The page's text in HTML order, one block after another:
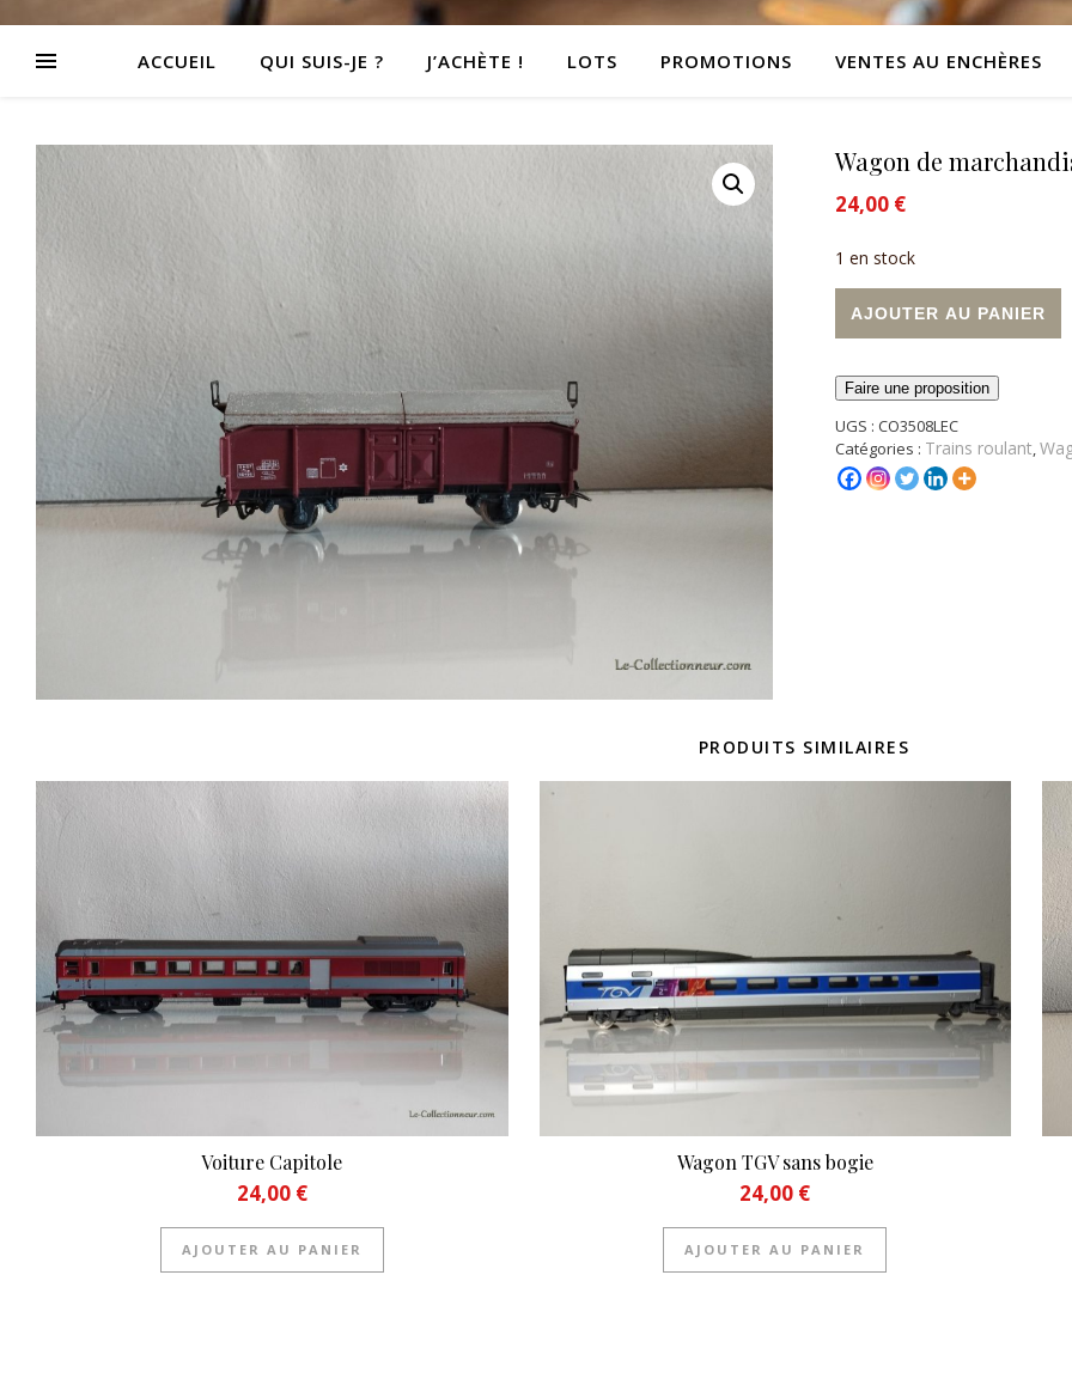
ACCUEIL QUI SUIS-JE ? J’ACHÈTE ! LOTS PROMOTIONS VENTES AU ENCHÈRES
Wagon de
24,00 €
1 en stock
AJOUTER AU PANIER
Faire une proposition
UGS : CO3508LEC
Catégories : Trains roulant,
PRODUITS SIMILAIRES
Voiture Capitole
24,00 €
AJOUTER AU PANIER
Wagon TGV sans bogie
24,00 €
AJOUTER AU PANIER